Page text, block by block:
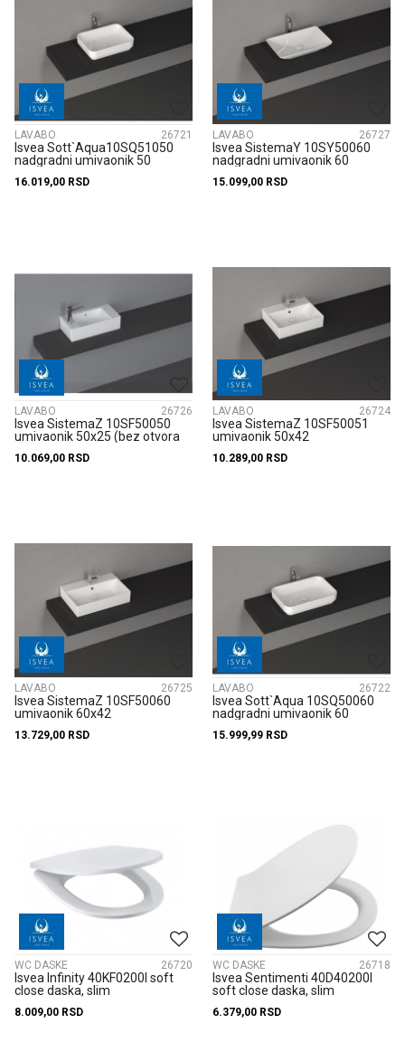
LAVABO 26721
Isvea Sott`Aqua10SQ51050
nadgradni umivaonik 50
16.019,00 RSD
LAVABO 26727
Isvea SistemaY 10SY50060
nadgradni umivaonik 60
15.099,00 RSD
LAVABO 26726
Isvea SistemaZ 10SF50050
umivaonik 50x25 (bez otvora
10.069,00 RSD
LAVABO 26724
Isvea SistemaZ 10SF50051
umivaonik 50x42
10.289,00 RSD
LAVABO 26725
Isvea SistemaZ 10SF50060
umivaonik 60x42
13.729,00 RSD
LAVABO 26722
Isvea Sott`Aqua 10SQ50060
nadgradni umivaonik 60
15.999,99 RSD
WC DASKE 26720
Isvea Infinity 40KF0200I soft
close daska, slim
8.009,00 RSD
WC DASKE 26718
Isvea Sentimenti 40D40200I
soft close daska, slim
6.379,00 RSD